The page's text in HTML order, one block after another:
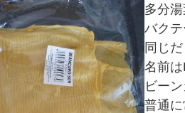
多分
バク
同じ
名前
ビー
普通